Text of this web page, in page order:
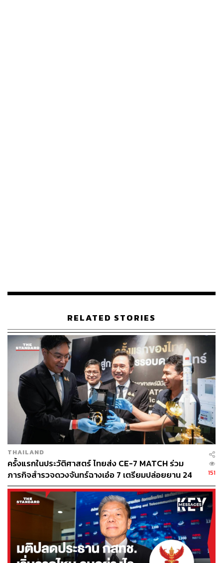
นพ.สุวิทย์ วิบุลผลประเสริฐ
RELATED STORIES
THAILAND
ครั้งแรกในประวัติศาสตร์ ไทยส่ง CE-7 MATCH ร่วม
ภารกิจสำรวจดวงจันทร์ฉางเอ๋อ 7 เตรียมปล่อยยาน 24
ส.ค.นี้
151